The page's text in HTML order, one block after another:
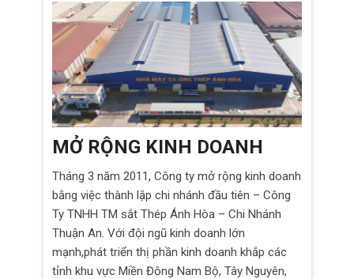
MỞ RỘNG KINH DOANH
Tháng 3 năm 2011, Công ty mở rộng kinh doanh
bằng việc thành lập chi nhánh đầu tiên – Công
Ty TNHH TM sắt Thép Ánh Hòa – Chi Nhánh
Thuận An. Với đội ngũ kinh doanh lớn
mạnh,phát triển thị phần kinh doanh khắp các
tỉnh khu vực Miền Đông Nam Bộ, Tây Nguyên,